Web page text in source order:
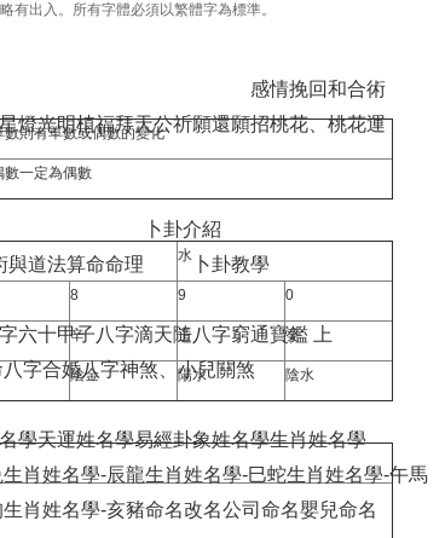
燈光明植福拜天公祈願還願
感情挽回和合術
招桃花、桃花運
與道法算命命理
卜卦介紹
卜卦教學
六十甲子八字滴天隨八字窮通寶鑑 上
八字合婚八字神煞、小兒關煞
學天運姓名學易經卦象姓名學生肖姓名學
生肖姓名學-辰龍生肖姓名學-巳蛇生肖姓名學-午馬
生肖姓名學-亥豬命名改名公司命名嬰兒命名
有出入。所有字體必須以繁體字為標準。
數則有單數或偶數的變化
數一定為偶數
水
8 9 0
辛 壬 癸
陰金 陽水 陰水